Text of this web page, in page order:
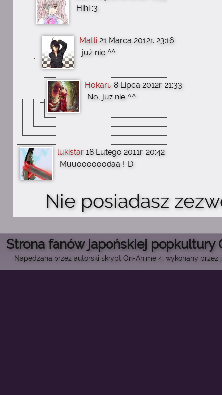
Hihi :3
Matti 21 Marca 2012r. 23:16
już nie ^^
Hokaru 8 Lipca 2012r. 21:33
No, już nie ^^
lukistar 18 Lutego 2011r. 20:42
Muuoooooodaa ! :D
Nie posiadasz
Strona fanów japońskiej popkultury
Napędzana przez autorski skrypt On-Anime 4, wykonany przez